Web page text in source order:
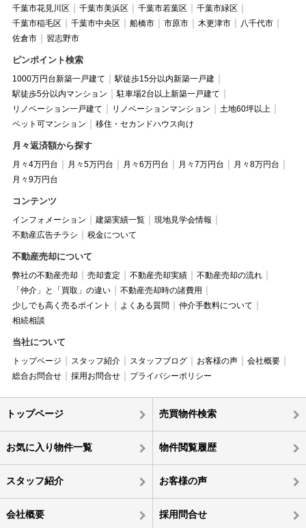
千葉市花見川区 千葉市美浜区 千葉市若葉区
千葉市緑区
千葉市稲毛区
千葉市中央区 船橋市 市原市 木更津市
八千代市
佐倉市
習志野市
ピンポイント検索
1000万円台新築一戸建て
駅徒歩15分以内新築一戸建
駅徒歩5分以内マンション
駐車場2台以上新築一戸建て
リノベーション一戸建て
リノベーションマンション
土地60坪以上
ペット可マンション
移住・セカンドハウス向け
月々返済額から探す
月々4万円台 月々5万円台 月々6万円台 月々7万円台
月々8万円台
月々9万円台
コンテンツ
インフォメーション 建築実績一覧
現地見学会情報
不動産広告チラシ
税金について
不動産売却について
弊社の不動産売却 売却査定 不動産売却実績
不動産売却の流れ
「仲介」と「買取」の違い
不動産売却時の諸費用
少しでも高く売るポイント
よくある質問
仲介手数料について
相続相談
当社について
トップページ スタッフ紹介 スタッフブログ お客様の声
会社概要
総合お問合せ
採用お問合せ プライバシーポリシー
トップページ 売買物件検索
お気に入り物件一覧 物件閲覧履歴
スタッフ紹介 お客様の声
会社概要 採用問合せ